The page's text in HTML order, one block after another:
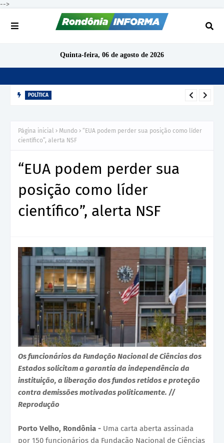
-->
Quinta-feira, 06 de agosto de 2026
POLÍTICA
Página inicial Mundo
“EUA podem perder sua posição como líder
científico”, alerta NSF
“EUA podem perder sua
posição como líder
científico”, alerta NSF
Os funcionários da Fundação Nacional de Ciências dos
Estados solicitam a garantia da independência da
instituição, a liberação dos fundos retidos e proteção
contra demissões motivadas politicamente. //
Reprodução
Porto Velho, Rondônia - Uma carta aberta assinada
por 150 funcionários da Fundação Nacional de Ciências